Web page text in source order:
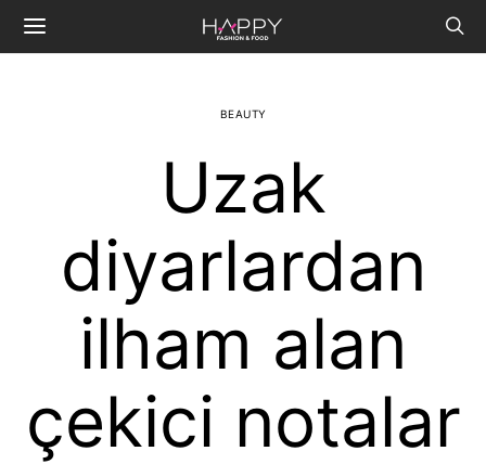
BEAUTY
Uzak
diyarlardan
ilham alan
çekici notalar